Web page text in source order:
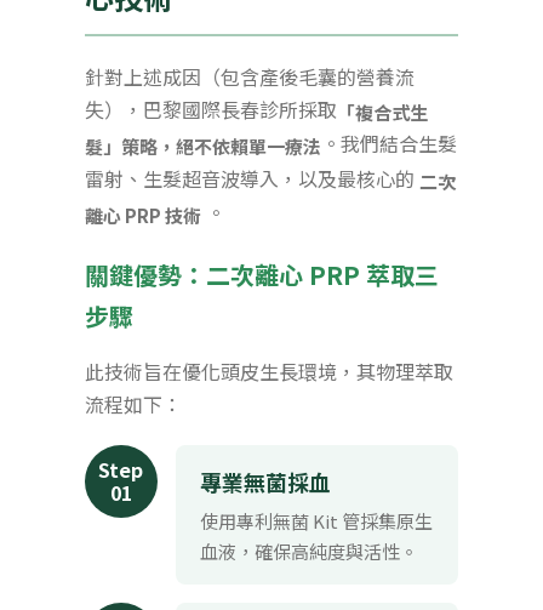
針對上述成因（包含產後毛囊的營養流
失），巴黎國際長春診所採取 「複合式生
髮」策略，絕不依賴單一療法 。我們結合生髮
雷射、生髮超音波導入，以及最核心的 二次
離心 PRP 技術 。
關鍵優勢：二次離心 PRP 萃取三
步驟
此技術旨在優化頭皮生長環境，其物理萃取
流程如下：
Step
01 專業無菌採血
使用專利無菌 Kit 管採集原生
血液，確保高純度與活性。